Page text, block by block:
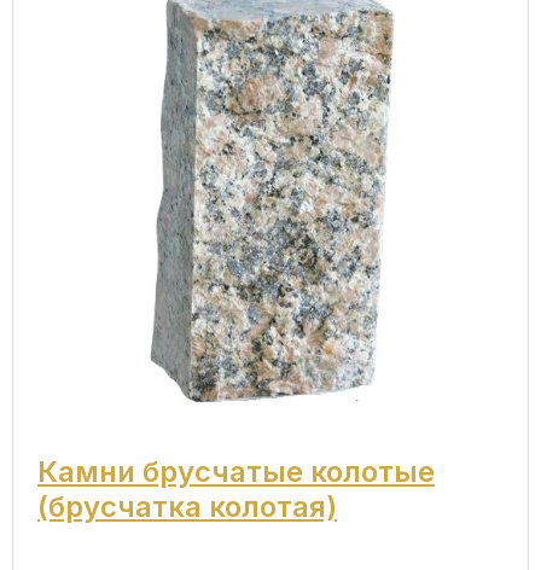
Камни брусчатые колотые
(брусчатка колотая)